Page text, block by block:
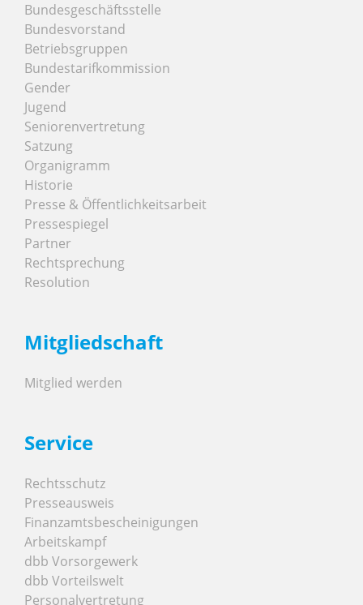
Bundesgeschäftsstelle
Bundesvorstand
Betriebsgruppen
Bundestarifkommission
Gender
Jugend
Seniorenvertretung
Satzung
Organigramm
Historie
Presse & Öffentlichkeitsarbeit
Pressespiegel
Partner
Rechtsprechung
Resolution
Mitgliedschaft
Mitglied werden
Service
Rechtsschutz
Presseausweis
Finanzamtsbescheinigungen
Arbeitskampf
dbb Vorsorgewerk
dbb Vorteilswelt
Personalvertretung